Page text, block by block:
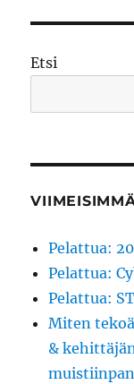
Etsi
Pelattua:
Pelattua:
Pelattua:
Miten
&